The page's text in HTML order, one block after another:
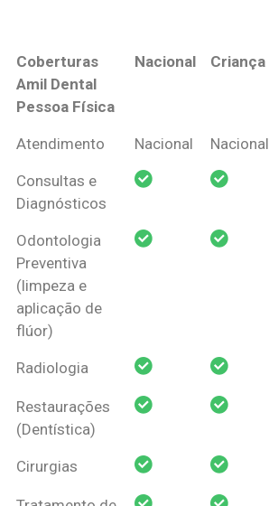
Coberturas
Amil Dental
Pessoa Física
Nacional Criança
Coberturas
Pessoa Física
Nacional Criança
Atendimento Nacional Nacional
Consultas e
Diagnósticos
Odontologia
Preventiva
(limpeza e
aplicação de
flúor)
Radiologia
Restaurações
(Dentística)
Cirurgias